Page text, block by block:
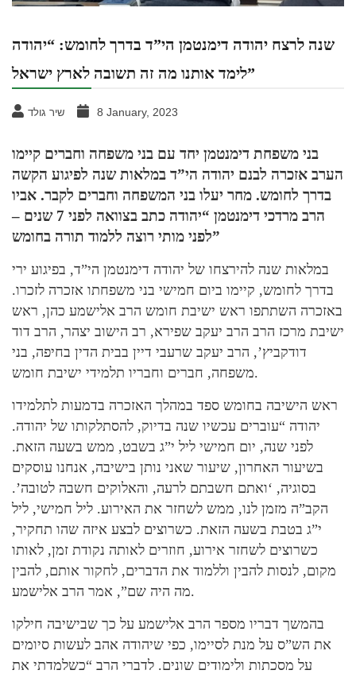
שנה לרצח יהודה דימנטמן הי”ד בדרך לחומש: “יהודה
לימד אותנו מה זה תשובה לארץ ישראל”
שיר גולד 8 January, 2023
בני משפחת דימנטמן יחד עם בני משפחה וחברים קיימו
הערב אזכרה לבנם יהודה הי”ד במלאות שנה לפיגוע הקשה
בדרך לחומש. מחר יעלו בני המשפחה וחברים לקבר. אביו
הרב מרדכי דימנטמן “יהודה כתב בצוואה לפני 7 שנים –
לפני מותי רוצה ללמוד תורה בחומש”
במלאות שנה להירצחו של יהודה דימנטמן הי”ד, בפיגוע ירי
בדרך לחומש, קיימו ביום חמישי בני משפחתו אזכרה לזכרו.
באזכרה השתתפו ראש ישיבת חומש הרב אלישמע כהן, ראש
ישיבת מרכז הרב הרב יעקב שפירא, רב הישוב יצהר, הרב דוד
דודקביץ’, הרב יעקב שרעבי דיין בבית הדין בחיפה, בני
משפחה, חברים וחבריו תלמידי ישיבת חומש.
ראש הישיבה בחומש ספד במהלך האזכרה בדמעות לתלמידו
יהודה “עוברים עכשיו שנה בדיוק, להסתלקותו של יהודה.
לפני שנה, יום חמישי ליל י”ג בשבט, ממש בשעה הזאת.
בשיעור האחרון, שיעור שאני נותן בישיבה, אנחנו עוסקים
בסוגיה, ‘ואתם חשבתם לרעה, והאלוקים חשבה לטובה’.
הקב”ה מזמן לנו, ממש לשחזר את האירוע. ליל חמישי, ליל
י”ג בטבת בשעה הזאת. כשרוצים לבצע איזה שהו תחקיר,
כשרוצים לשחזר אירוע, חוזרים לאותה נקודת זמן, לאותו
מקום, לנסות להבין וללמוד את הדברים, לחקור אותם, להבין
מה היה שם”, אמר הרב אלישמע.
בהמשך דבריו מספר הרב אלישמע על כך שבישיבה חילקו
את הש”ס על מנת לסיימו, כפי שיהודה אהב לעשות סיומים
על מסכתות ולימודים שונים. לדברי הרב “כשלמדתי את